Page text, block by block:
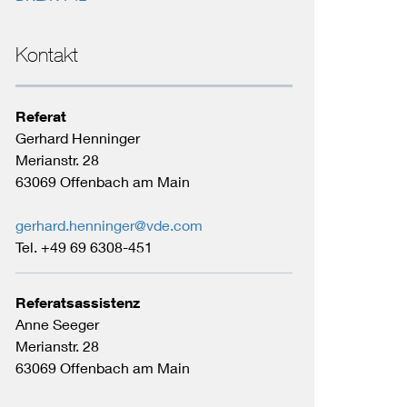
Kontakt
Referat
Gerhard Henninger
Merianstr. 28
63069 Offenbach am Main
gerhard.henninger@vde.com
Tel. +49 69 6308-451
Referatsassistenz
Anne Seeger
Merianstr. 28
63069 Offenbach am Main